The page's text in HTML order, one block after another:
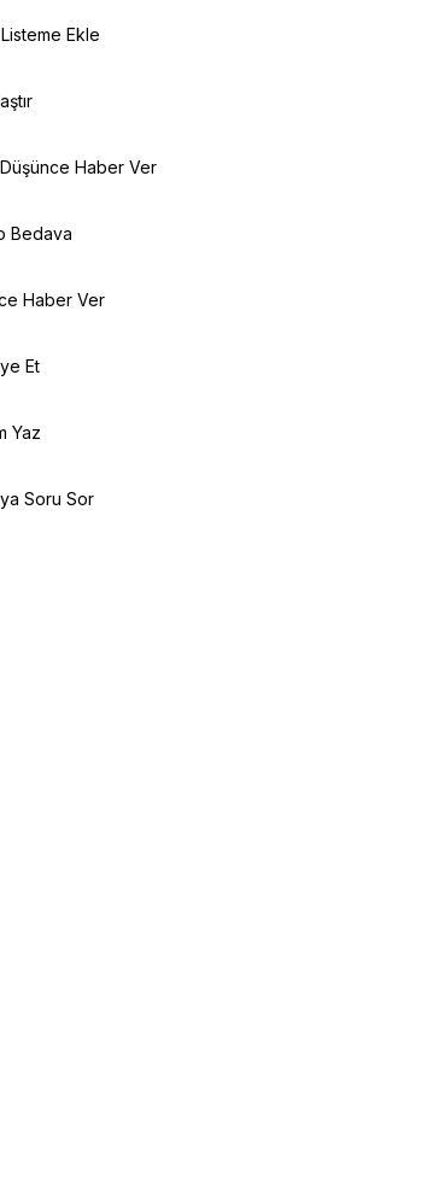
Ekle
Haber Ver
Bedava
Haber Ver
Et
Yaz
Soru Sor